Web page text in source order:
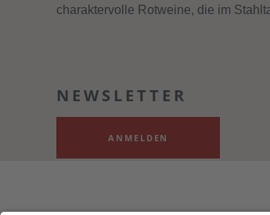
charaktervolle Rotweine, die im
NEWSLETTER
ANMELDEN